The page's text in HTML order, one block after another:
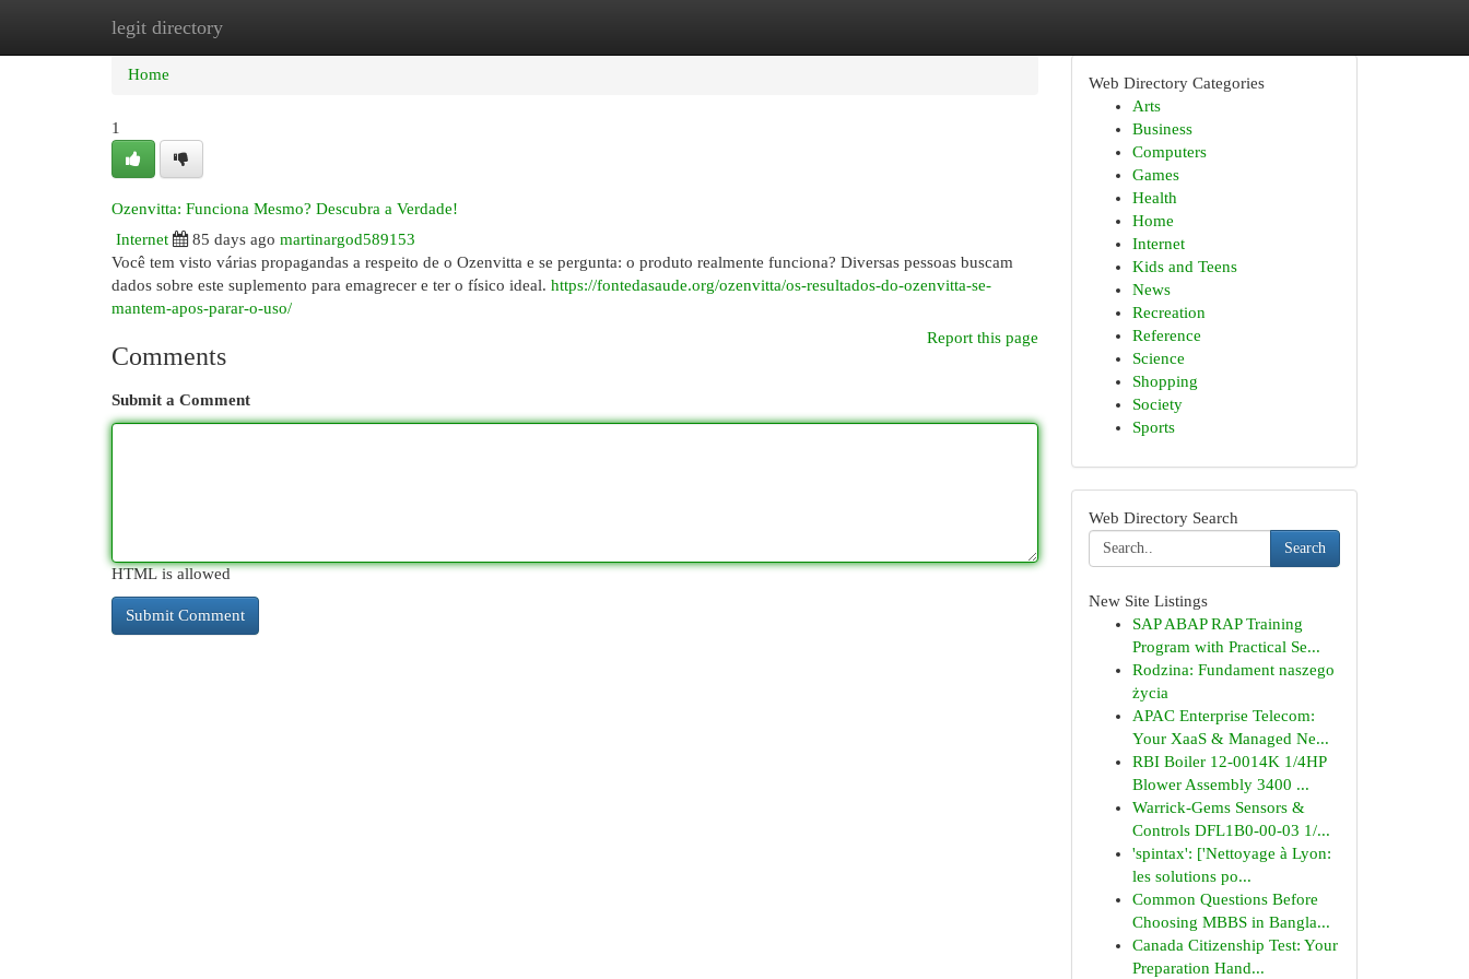
legit directory
Home New Site Listings
Home
1
Ozenvitta: Funciona Mesmo? Descubra a Verdade!
Internet
85 days ago martinargod589153
Você tem visto várias propagandas a respeito de o Ozenvitta e se pergunta: o produto realmente funciona? Diversas pessoas buscam
dados sobre este suplemento para emagrecer e ter o físico ideal. https://fontedasaude.org/ozenvitta/os-resultados-do-ozenvitta-se-
mantem-apos-parar-o-uso/
Report this page
Comments
Submit a Comment
HTML is allowed
Web Directory Categories
Arts
Business
Computers
Games
Health
Home
Internet
Kids and Teens
News
Recreation
Reference
Science
Shopping
Society
Sports
Web Directory Search
Search
New Site Listings
SAP ABAP RAP Training
Program with Practical Se...
Rodzina: Fundament naszego
życia
APAC Enterprise Telecom:
Your XaaS & Managed Ne...
RBI Boiler 12-0014K 1/4HP
Blower Assembly 3400 ...
Warrick-Gems Sensors &
Controls DFL1B0-00-03 1/...
'spintax': ['Nettoyage à Lyon:
les solutions po...
Common Questions Before
Choosing MBBS in Bangla...
Canada Citizenship Test: Your
Preparation Hand...